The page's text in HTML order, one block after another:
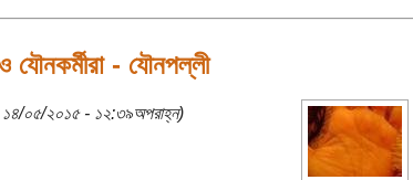
যৌনকর্মীরা - যৌনপল্লী
১৪/০৫/২০১৫ - ১২:৩৯অপরাহ্ন)